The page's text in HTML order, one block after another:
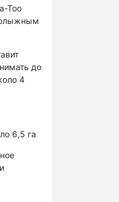
Тоо
до
4
6,5 га